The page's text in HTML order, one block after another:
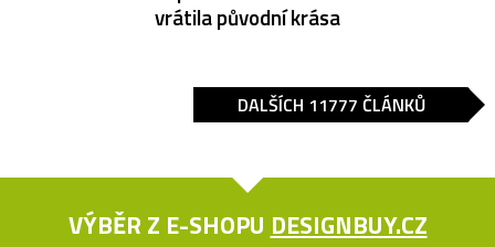
vrátila původní krása
DALŠÍCH 11777 ČLÁNKŮ
VÝBĚR Z E-SHOPU DESIGNBUY.CZ